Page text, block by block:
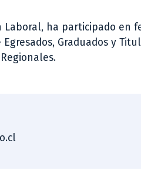
Laboral, ha participado en
Graduados y